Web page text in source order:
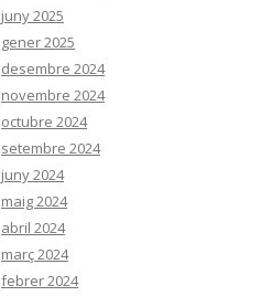
juny 2025
gener 2025
desembre 2024
novembre 2024
octubre 2024
setembre 2024
juny 2024
maig 2024
abril 2024
març 2024
febrer 2024